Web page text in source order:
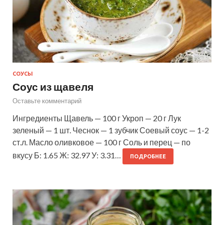
СОУСЫ
Соус из щавеля
Оставьте комментарий
Ингредиенты Щавель — 100 г Укроп — 20 г Лук
зеленый — 1 шт. Чеснок — 1 зубчик Соевый соус — 1-2
ст.л. Масло оливковое — 100 г Соль и перец — по
вкусу Б: 1.65 Ж: 32.97 У: 3.31…
ПОДРОБНЕЕ